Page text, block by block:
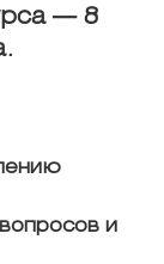
— 8
и